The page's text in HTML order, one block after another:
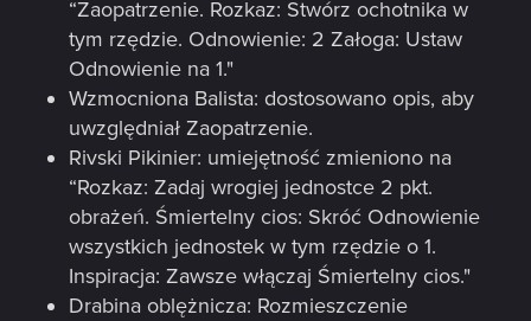
“Zaopatrzenie. Rozkaz: Stwórz ochotnika w
tym rzędzie. Odnowienie: 2 Załoga: Ustaw
Odnowienie na 1."
Wzmocniona Balista: dostosowano opis, aby
uwzględniał Zaopatrzenie.
Rivski Pikinier: umiejętność zmieniono na
“Rozkaz: Zadaj wrogiej jednostce 2 pkt.
obrażeń. Śmiertelny cios: Skróć Odnowienie
wszystkich jednostek w tym rzędzie o 1.
Inspiracja: Zawsze włączaj Śmiertelny cios."
Drabina oblężnicza: Rozmieszczenie